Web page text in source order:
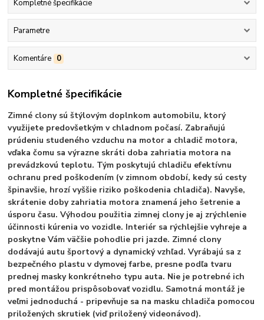
Kompletné špecifikácie
Parametre
Komentáre 0
Kompletné špecifikácie
Zimné clony sú štýlovým doplnkom automobilu, ktorý
využijete predovšetkým v chladnom počasí. Zabraňujú
prúdeniu studeného vzduchu na motor a chladič motora,
vďaka čomu sa výrazne skráti doba zahriatia motora na
prevádzkovú teplotu. Tým poskytujú chladiču efektívnu
ochranu pred poškodením (v zimnom období, kedy sú cesty
špinavšie, hrozí vyššie riziko poškodenia chladiča). Navyše,
skrátenie doby zahriatia motora znamená jeho šetrenie a
úsporu času. Výhodou použitia zimnej clony je aj zrýchlenie
účinnosti kúrenia vo vozidle. Interiér sa rýchlejšie vyhreje a
poskytne Vám väčšie pohodlie pri jazde. Zimné clony
dodávajú autu športový a dynamický vzhľad. Vyrábajú sa z
bezpečného plastu v dymovej farbe, presne podľa tvaru
prednej masky konkrétneho typu auta. Nie je potrebné ich
pred montážou prispôsobovať vozidlu. Samotná montáž je
veľmi jednoduchá - pripevňuje sa na masku chladiča pomocou
priložených skrutiek (viď priložený videonávod).